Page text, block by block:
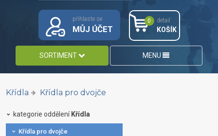
přihlaste se
MŮJ ÚČET
0 detail
KOŠÍK
SORTIMENT MENU
Křídla Křídla pro dvojče
kategorie oddělení Křídla
Křídla pro dvojče